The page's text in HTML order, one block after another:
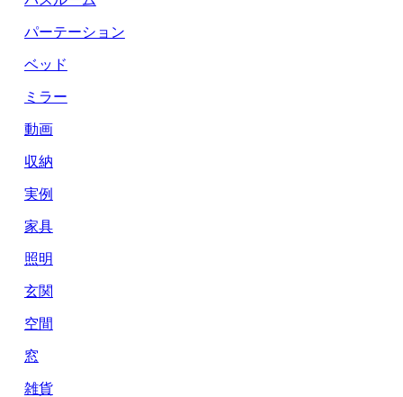
パーテーション
ベッド
ミラー
動画
収納
実例
家具
照明
玄関
空間
窓
雑貨